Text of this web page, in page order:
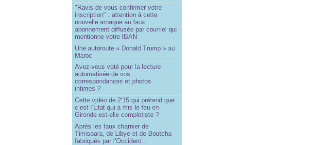
"Ravis de vous confirmer votre
inscription" : attention à cette
nouvelle arnaque au faux
abonnement diffusée par courriel qui
mentionne votre IBAN
Une autoroute « Donald Trump » au
Maroc
Avez-vous voté pour la lecture
automatisée de vos
correspondances et photos
intimes ?
Cette vidéo de 2’15 qui prétend que
c’est l’État qui a mis le feu en
Gironde est-elle complotiste ?
Après les faux charnier de
Timisoara, de Libye et de Boutcha
fabriqués par l’Occident...